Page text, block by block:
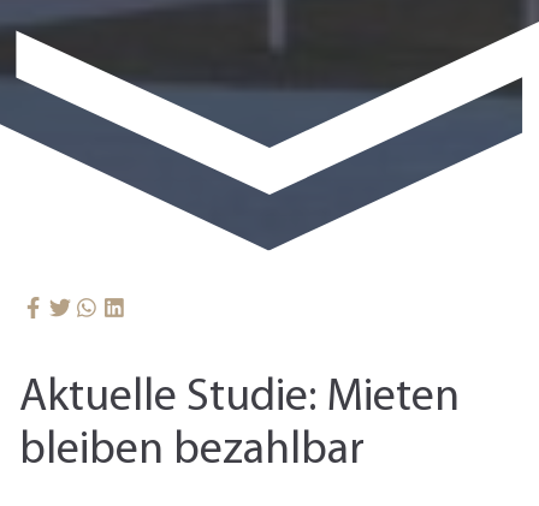
Aktuelle Studie: Mieten
bleiben bezahlbar